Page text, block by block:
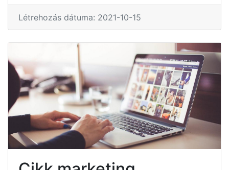
Létrehozás dátuma: 2021-10-15